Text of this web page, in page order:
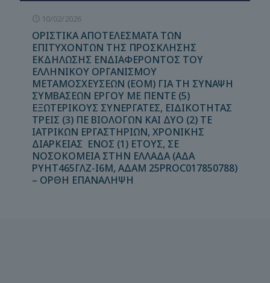
10/02/2026
ΟΡΙΣΤΙΚΑ ΑΠΟΤΕΛΕΣΜΑΤΑ ΤΩΝ
ΕΠΙΤΥΧΟΝΤΩΝ ΤΗΣ ΠΡΟΣΚΛΗΣΗΣ
ΕΚΔΗΛΩΣΗΣ ΕΝΔΙΑΦΕΡΟΝΤΟΣ ΤΟΥ
ΕΛΛΗΝΙΚΟΥ ΟΡΓΑΝΙΣΜΟΥ
ΜΕΤΑΜΟΣΧΕΥΣΕΩΝ (ΕΟΜ) ΓΙΑ ΤΗ ΣΥΝΑΨΗ
ΣΥΜΒΑΣΕΩΝ ΕΡΓΟΥ ΜΕ ΠΕΝΤΕ (5)
ΕΞΩΤΕΡΙΚΟΥΣ ΣΥΝΕΡΓΑΤΕΣ, ΕΙΔΙΚΟΤΗΤΑΣ
ΤΡΕΙΣ (3) ΠΕ ΒΙΟΛΟΓΩΝ ΚΑΙ ΔΥΟ (2) ΤΕ
ΙΑΤΡΙΚΩΝ ΕΡΓΑΣΤΗΡΙΩΝ, ΧΡΟΝΙΚΗΣ
ΔΙΑΡΚΕΙΑΣ ΕΝΟΣ (1) ΕΤΟΥΣ, ΣΕ
ΝΟΣΟΚΟΜΕΙΑ ΣΤΗΝ ΕΛΛΑΔΑ (ΑΔΑ
ΡΥΗΤ465ΓΛΖ-Ι6Μ, ΑΔΑΜ 25PROC017850788)
– ΟΡΘΗ ΕΠΑΝΑΛΗΨΗ